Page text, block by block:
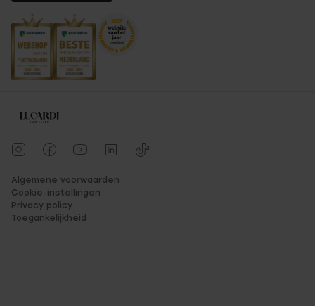
Algemene voorwaarden
Cookie-instellingen
Privacy policy
Toegankelijkheid